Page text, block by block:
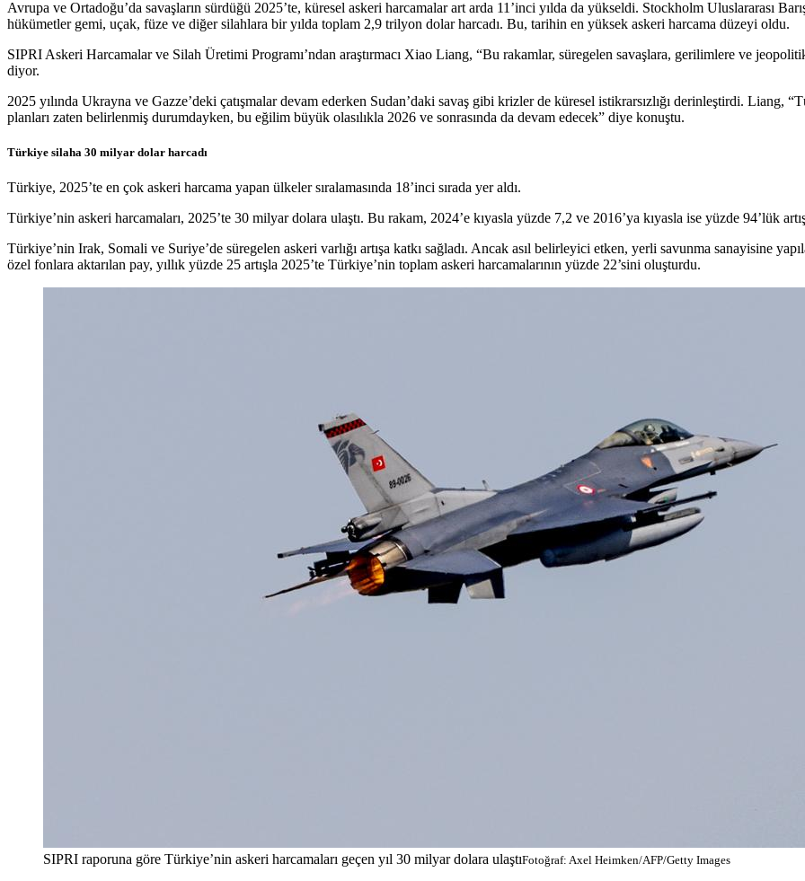
Avrupa ve Ortadoğu’da savaşların sürdüğü 2025’te, küresel askeri harcamalar art arda 11’inci yılda da yükseldi. Stockholm Uluslararası
hükümetler gemi, uçak, füze ve diğer silahlara bir yılda toplam 2,9 trilyon dolar harcadı. Bu, tarihin en yüksek askeri harcama düzeyi oldu.
SIPRI Askeri Harcamalar ve Silah Üretimi Programı’ndan araştırmacı Xiao Liang, “Bu rakamlar, süregelen savaşlara, gerilimlere ve
diyor.
2025 yılında Ukrayna ve Gazze’deki çatışmalar devam ederken Sudan’daki savaş gibi krizler de küresel istikrarsızlığı derinleştirdi.
planları zaten belirlenmiş durumdayken, bu eğilim büyük olasılıkla 2026 ve sonrasında da devam edecek” diye konuştu.
Türkiye silaha 30 milyar dolar harcadı
Türkiye, 2025’te en çok askeri harcama yapan ülkeler sıralamasında 18’inci sırada yer aldı.
Türkiye’nin askeri harcamaları, 2025’te 30 milyar dolara ulaştı. Bu rakam, 2024’e kıyasla yüzde 7,2 ve 2016’ya kıyasla ise yüzde 94’lük
Türkiye’nin Irak, Somali ve Suriye’de süregelen askeri varlığı artışa katkı sağladı. Ancak asıl belirleyici etken, yerli savunma sanayisine
özel fonlara aktarılan pay, yıllık yüzde 25 artışla 2025’te Türkiye’nin toplam askeri harcamalarının yüzde 22’sini oluşturdu.
SIPRI raporuna göre Türkiye’nin askeri harcamaları geçen yıl 30 milyar dolara ulaştıFotoğraf: Axel Heimken/AFP/Getty Images